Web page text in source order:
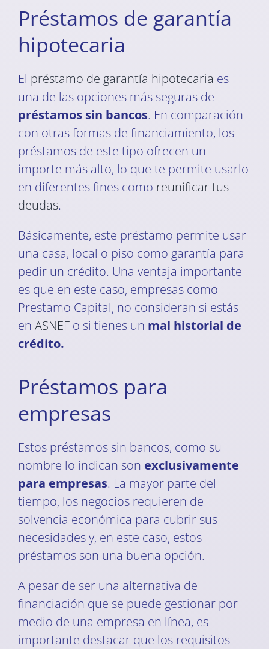
Préstamos de garantía
hipotecaria
El préstamo de garantía hipotecaria es
una de las opciones más seguras de
préstamos sin bancos. En comparación
con otras formas de financiamiento, los
préstamos de este tipo ofrecen un
importe más alto, lo que te permite usarlo
en diferentes fines como reunificar tus
deudas.
Básicamente, este préstamo permite usar
una casa, local o piso como garantía para
pedir un crédito. Una ventaja importante
es que en este caso, empresas como
Prestamo Capital, no consideran si estás
en ASNEFo si tienes un mal historial de
crédito.
Préstamos para
empresas
Estos préstamos sin bancos, como su
nombre lo indican son exclusivamente
para empresas. La mayor parte del
tiempo, los negocios requieren de
solvencia económica para cubrir sus
necesidades y, en este caso, estos
préstamos son una buena opción.
A pesar de ser una alternativa de
financiación que se puede gestionar por
medio de una empresa en línea, es
importante destacar que los requisitos